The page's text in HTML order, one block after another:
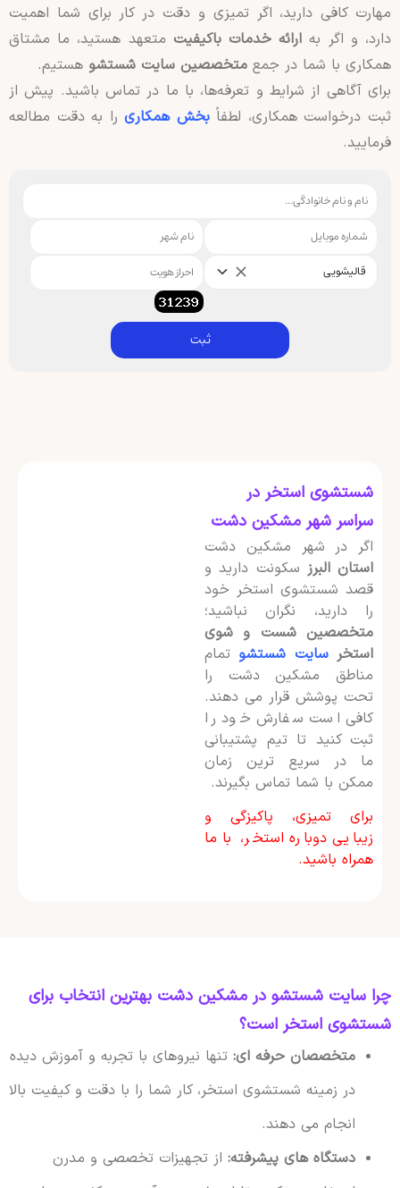
مهارت کافی دارید، اگر تمیزی و دقت در کار برای شما اهمیت
دارد، و اگر به ارائه خدمات باکیفیتمتعهد هستید، ما مشتاق
همکاری با شما در جمع متخصصین سایت شستشوهستیم.
برای آگاهی از شرایط و تعرفه‌ها، با ما در تماس باشید. پیش از
ثبت درخواست همکاری، لطفاً بخش همکاریرا به دقت مطالعه
فرمایید.
قالیشویی
ثبت
شستشوی استخر در
سراسر شهر مشکین دشت
اگر در شهر مشکین دشت
استان البرزسکونت دارید و
قصد شستشوی استخر خود
را دارید، نگران نباشید؛
متخصصین شست و شوی
استخر سایت شستشوتمام
مناطق مشکین دشت را
تحت پوشش قرار می دهند.
کافی است سفارش خود را
ثبت کنید تا تیم پشتیبانی
ما در سریع ترین زمان
ممکن با شما تماس بگیرند.
برای تمیزی، پاکیزگی و
زیبایی دوباره استخر، با ما
همراه باشید.
چرا سایت شستشو در مشکین دشت بهترین انتخاب برای
شستشوی استخر است؟
متخصصان حرفه ای:تنها نیروهای با تجربه و آموزش دیده
در زمینه شستشوی استخر، کار شما را با دقت و کیفیت بالا
انجام می دهند.
دستگاه های پیشرفته:از تجهیزات تخصصی و مدرن